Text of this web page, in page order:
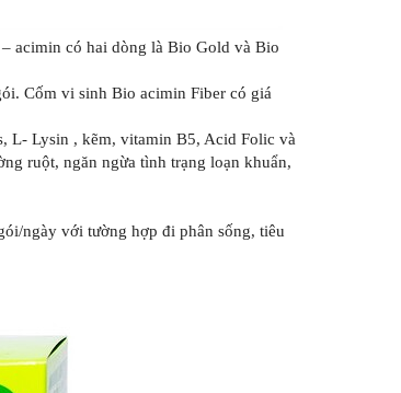
acimin có hai dòng là Bio Gold và Bio
Cốm vi sinh Bio acimin Fiber có giá
L- Lysin , kẽm, vitamin B5, Acid Folic và
ruột, ngăn ngừa tình trạng loạn khuẩn,
ngày với tường hợp đi phân sống, tiêu